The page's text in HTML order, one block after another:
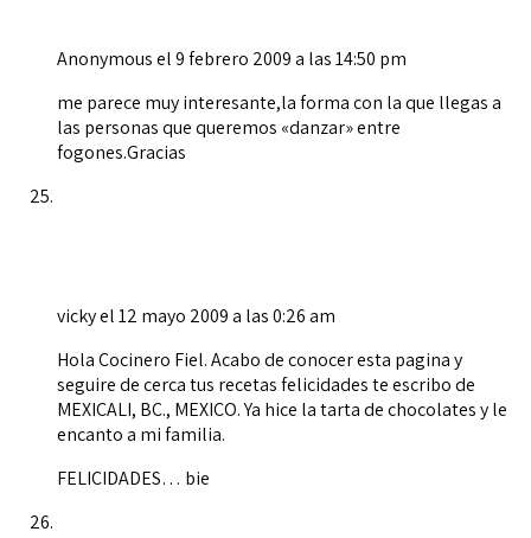
Anonymousel 9 febrero 2009 a las 14:50 pm
me parece muy interesante,la forma con la que llegas a
las personas que queremos «danzar» entre
fogones.Gracias
vickyel 12 mayo 2009 a las 0:26 am
Hola Cocinero Fiel. Acabo de conocer esta pagina y
seguire de cerca tus recetas felicidades te escribo de
MEXICALI, BC., MEXICO. Ya hice la tarta de chocolates y le
encanto a mi familia.
FELICIDADES… bie